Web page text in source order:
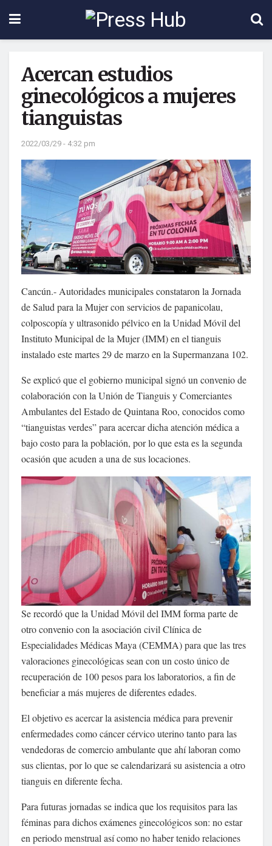
Acercan estudios
ginecológicos a mujeres
tianguistas
2022/03/29 - 4:32 pm
Cancún.- Autoridades municipales constataron la Jornada
de Salud para la Mujer con servicios de papanicolau,
colposcopía y ultrasonido pélvico en la Unidad Móvil del
Instituto Municipal de la Mujer (IMM) en el tianguis
instalado este martes 29 de marzo en la Supermanzana 102.
Se explicó que el gobierno municipal signó un convenio de
colaboración con la Unión de Tianguis y Comerciantes
Ambulantes del Estado de Quintana Roo, conocidos como
“tianguistas verdes” para acercar dicha atención médica a
bajo costo para la población, por lo que esta es la segunda
ocasión que acuden a una de sus locaciones.
Se recordó que la Unidad Móvil del IMM forma parte de
otro convenio con la asociación civil Clínica de
Especialidades Médicas Maya (CEMMA) para que las tres
valoraciones ginecológicas sean con un costo único de
recuperación de 100 pesos para los laboratorios, a fin de
beneficiar a más mujeres de diferentes edades.
El objetivo es acercar la asistencia médica para prevenir
enfermedades como cáncer cérvico uterino tanto para las
vendedoras de comercio ambulante que ahí laboran como
sus clientas, por lo que se calendarizará su asistencia a otro
tianguis en diferente fecha.
Para futuras jornadas se indica que los requisitos para las
féminas para dichos exámenes ginecológicos son: no estar
en periodo menstrual así como no haber tenido relaciones